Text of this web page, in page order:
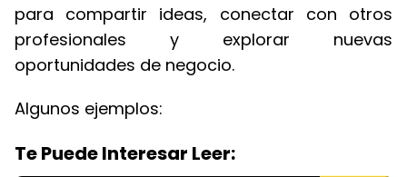
para compartir ideas, conectar con otros
profesionales y explorar nuevas
oportunidades de negocio.
Algunos ejemplos:
Te Puede Interesar Leer: